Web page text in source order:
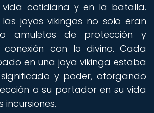
vida cotidiana y en la batalla.
joyas vikingas no solo eran
amuletos de protección y
con lo divino. Cada
en una joya vikinga estaba
y poder, otorgando
a su portador en su vida
incursiones.